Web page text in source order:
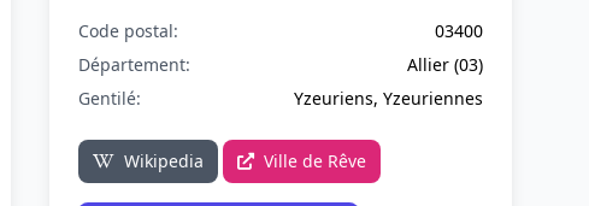
Code postal:
03400
Département:
Allier (03)
Gentilé:
Yzeuriens, Yzeuriennes
Wikipedia Ville de Rêve